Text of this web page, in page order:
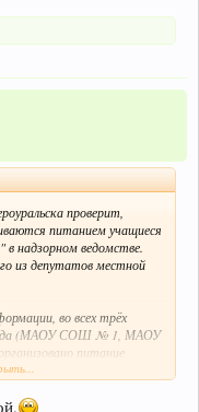
проверит,
питанием учащиеся
надзорном ведомстве.
из депутатов местной
во всех трёх
(МАОУ СОШ № 1, МАОУ
питание
создает